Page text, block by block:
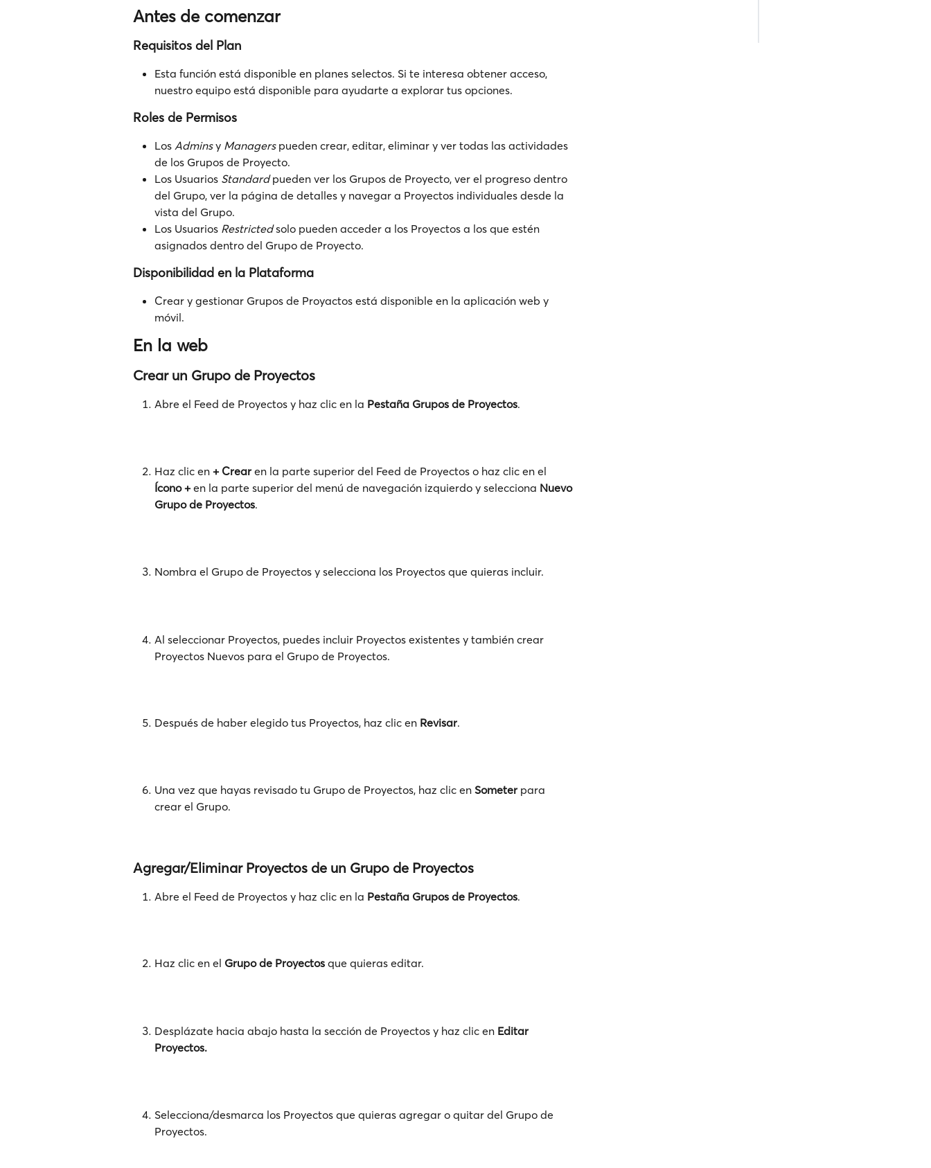
Antes de comenzar
Requisitos del Plan
Esta función está disponible en planes selectos. Si te interesa obtener acceso,
nuestro equipo está disponible para ayudarte a explorar tus opciones.
Roles de Permisos
Los Admins y Managers pueden crear, editar, eliminar y ver todas las actividades
de los Grupos de Proyecto.
Los Usuarios Standard pueden ver los Grupos de Proyecto, ver el progreso dentro
del Grupo, ver la página de detalles y navegar a Proyectos individuales desde la
vista del Grupo.
Los Usuarios Restricted solo pueden acceder a los Proyectos a los que estén
asignados dentro del Grupo de Proyecto.
Disponibilidad en la Plataforma
Crear y gestionar Grupos de Proyactos está disponible en la aplicación web y
móvil.
En la web
Crear un Grupo de Proyectos
Abre el Feed de Proyectos y haz clic en la Pestaña Grupos de Proyectos.
Haz clic en + Crear en la parte superior del Feed de Proyectos o haz clic en el
Ícono + en la parte superior del menú de navegación izquierdo y selecciona Nuevo
Grupo de Proyectos.
Nombra el Grupo de Proyectos y selecciona los Proyectos que quieras incluir.
Al seleccionar Proyectos, puedes incluir Proyectos existentes y también crear
Proyectos Nuevos para el Grupo de Proyectos.
Después de haber elegido tus Proyectos, haz clic en Revisar.
Una vez que hayas revisado tu Grupo de Proyectos, haz clic en Someter para
crear el Grupo.
Agregar/Eliminar Proyectos de un Grupo de Proyectos
Abre el Feed de Proyectos y haz clic en la Pestaña Grupos de Proyectos.
Haz clic en el Grupo de Proyectos que quieras editar.
Desplázate hacia abajo hasta la sección de Proyectos y haz clic en Editar
Proyectos.
Selecciona/desmarca los Proyectos que quieras agregar o quitar del Grupo de
Proyectos.